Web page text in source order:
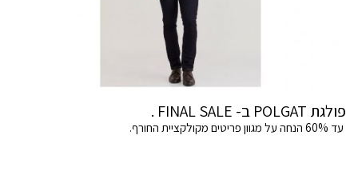
פולגת POLGAT ב- FINAL SALE .
עד 60% הנחה על מגוון פריטים מקולקציית החורף.